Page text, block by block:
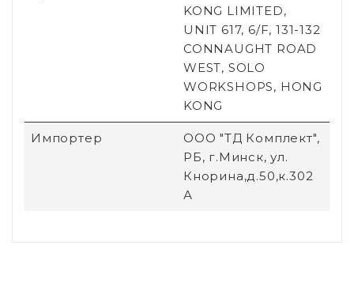
KONG LIMITED,
UNIT 617, 6/F, 131-132
CONNAUGHT ROAD
WEST, SOLO
WORKSHOPS, HONG
KONG
Импортер
ООО "ТД Комплект",
РБ, г.Минск, ул.
Кнорина,д.50,к.302
А